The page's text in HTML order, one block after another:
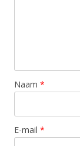
Naam *
E-mail *